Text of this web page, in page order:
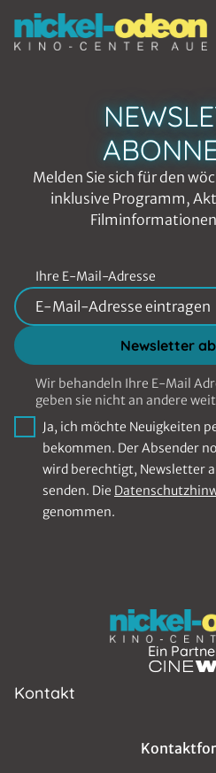
Zum Hauptinhalt springen
Melden Sie sich für den
inklusive Programm,
Filminformationen
Ihre E-Mail-Adresse
Newsletter
Wir behandeln Ihre E-Mail
geben sie nicht an andere
Ja, ich möchte Neuigkeiten
bekommen. Der Absender
wird berechtigt, Newsletter
senden. Die
genommen.
Ein
Kontakt